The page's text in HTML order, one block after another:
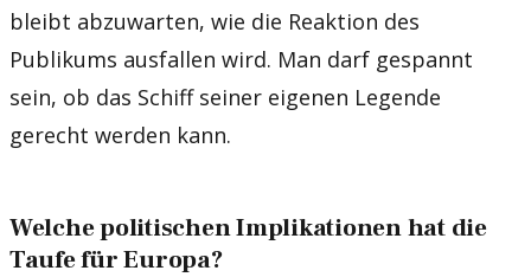
bleibt abzuwarten, wie die Reaktion des
Publikums ausfallen wird. Man darf gespannt
sein, ob das Schiff seiner eigenen Legende
gerecht werden kann.
Welche politischen Implikationen hat die
Taufe für Europa?